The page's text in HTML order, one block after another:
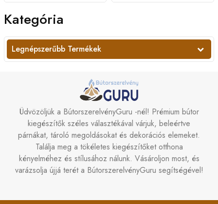
Kategória
Legnépszerűbb Termékek
Üdvözöljük a BútorszerelvényGuru -nél! Prémium bútor
kiegészítők széles választékával várjuk, beleértve
párnákat, tároló megoldásokat és dekorációs elemeket.
Találja meg a tökéletes kiegészítőket otthona
kényelméhez és stílusához nálunk. Vásároljon most, és
varázsolja újjá terét a BútorszerelvényGuru segítségével!